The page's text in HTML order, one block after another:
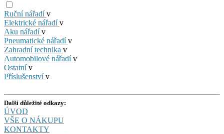
Ruční nářadív
Elektrické nářadív
Aku nářadív
Pneumatické nářadív
Zahradní technika v
Automobilové nářadív
Ostatnív
Příslušenstvív
Další důležité odkazy:
ÚVOD
VŠE O NÁKUPU
KONTAKTY